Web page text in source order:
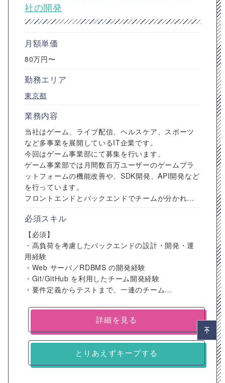
社の開発
月額単価
80万円〜
勤務エリア
東京都
業務内容
当社はゲーム、ライブ配信、ヘルスケア、スポーツ
など多事業を展開しているIT企業です。
今回はゲーム事業部にて募集を行います。
ゲーム事業部では月間数百万ユーザーのゲームプラ
ットフォームの機能改善や、SDK開発、API開発など
を行っています。
フロントエンドとバックエンドでチームが分かれ...
必須スキル
【必須】
・高負荷を考慮したバックエンドの設計・開発・運
用経験
・Web サーバ／RDBMS の開発経験
・Git/GitHub を利用したチーム開発経験
・要件定義からテストまで、一連のチーム...
詳細を見る
とりあえずキープする